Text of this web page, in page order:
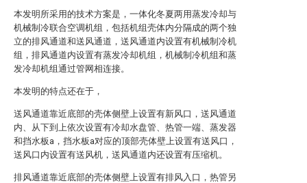
本发明所采用的技术方案是，一体化冬夏两用蒸发冷却与
机械制冷联合空调机组，包括机组壳体内分隔成的两个独
立的排风通道和送风通道，送风通道内设置有机械制冷机
组，排风通道内设置有蒸发冷却机组，机械制冷机组和蒸
发冷却机组通过管网相连接。
本发明的特点还在于，
送风通道靠近底部的壳体侧壁上设置有新风口，送风通道
内、从下到上依次设置有冷却水盘管、热管一端、蒸发器
和挡水板a，挡水板a对应的顶部壳体壁上设置有送风口，
送风口内设置有送风机，送风通道内还设置有压缩机。
排风通道靠近底部的壳体侧壁上设置有排风入口，热管另